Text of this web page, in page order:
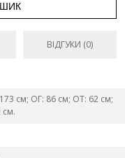
ВІДГУКИ (0)
173 см; ОГ: 86 см; ОТ: 62 см;
см.